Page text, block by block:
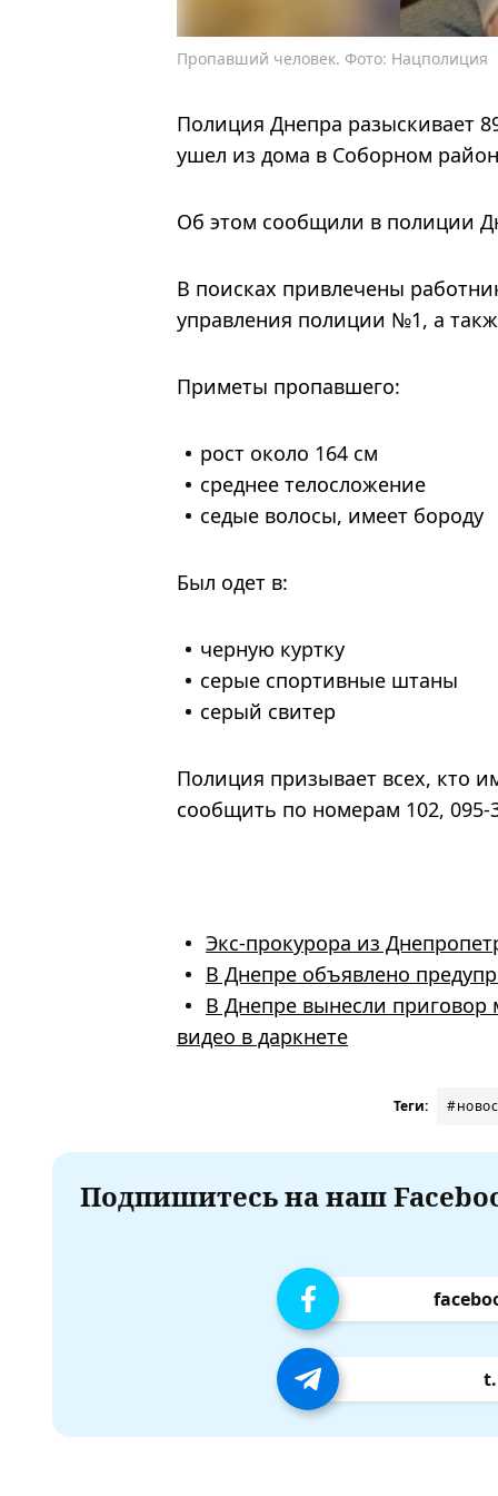
Пропавший человек. Фото: Нацполиция
Полиция Днепра разыскивает
ушел из дома в Соборном
Об этом сообщили в полиции
В поисках привлечены
управления полиции №1, а
Приметы пропавшего:
рост около 164 см
среднее телосложение
седые волосы, имеет бороду
Был одет в:
черную куртку
серые спортивные штаны
серый свитер
Полиция призывает всех, кто
сообщить по номерам 102, 095-
Экс-прокурора из
В Днепре объявлено
В Днепре вынесли приговор
видео в даркнете
Теги:
Подпишитесь на наш